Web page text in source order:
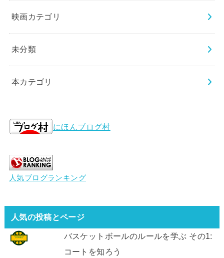
映画カテゴリ
未分類
本カテゴリ
にほんブログ村
人気ブログランキング
人気の投稿とページ
バスケットボールのルールを学ぶ その1:
コートを知ろう